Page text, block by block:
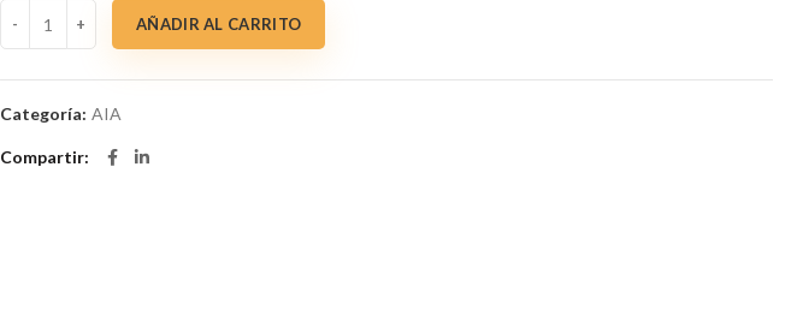
PTH AIA 100 pruebas cantidad
AÑADIR AL CARRITO
Categoría: AIA
Compartir